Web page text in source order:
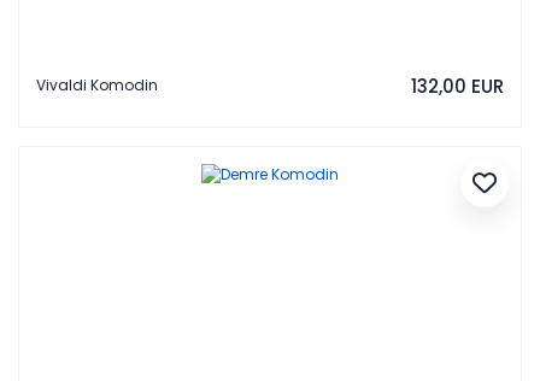
Vivaldi Komodin 132,00 EUR